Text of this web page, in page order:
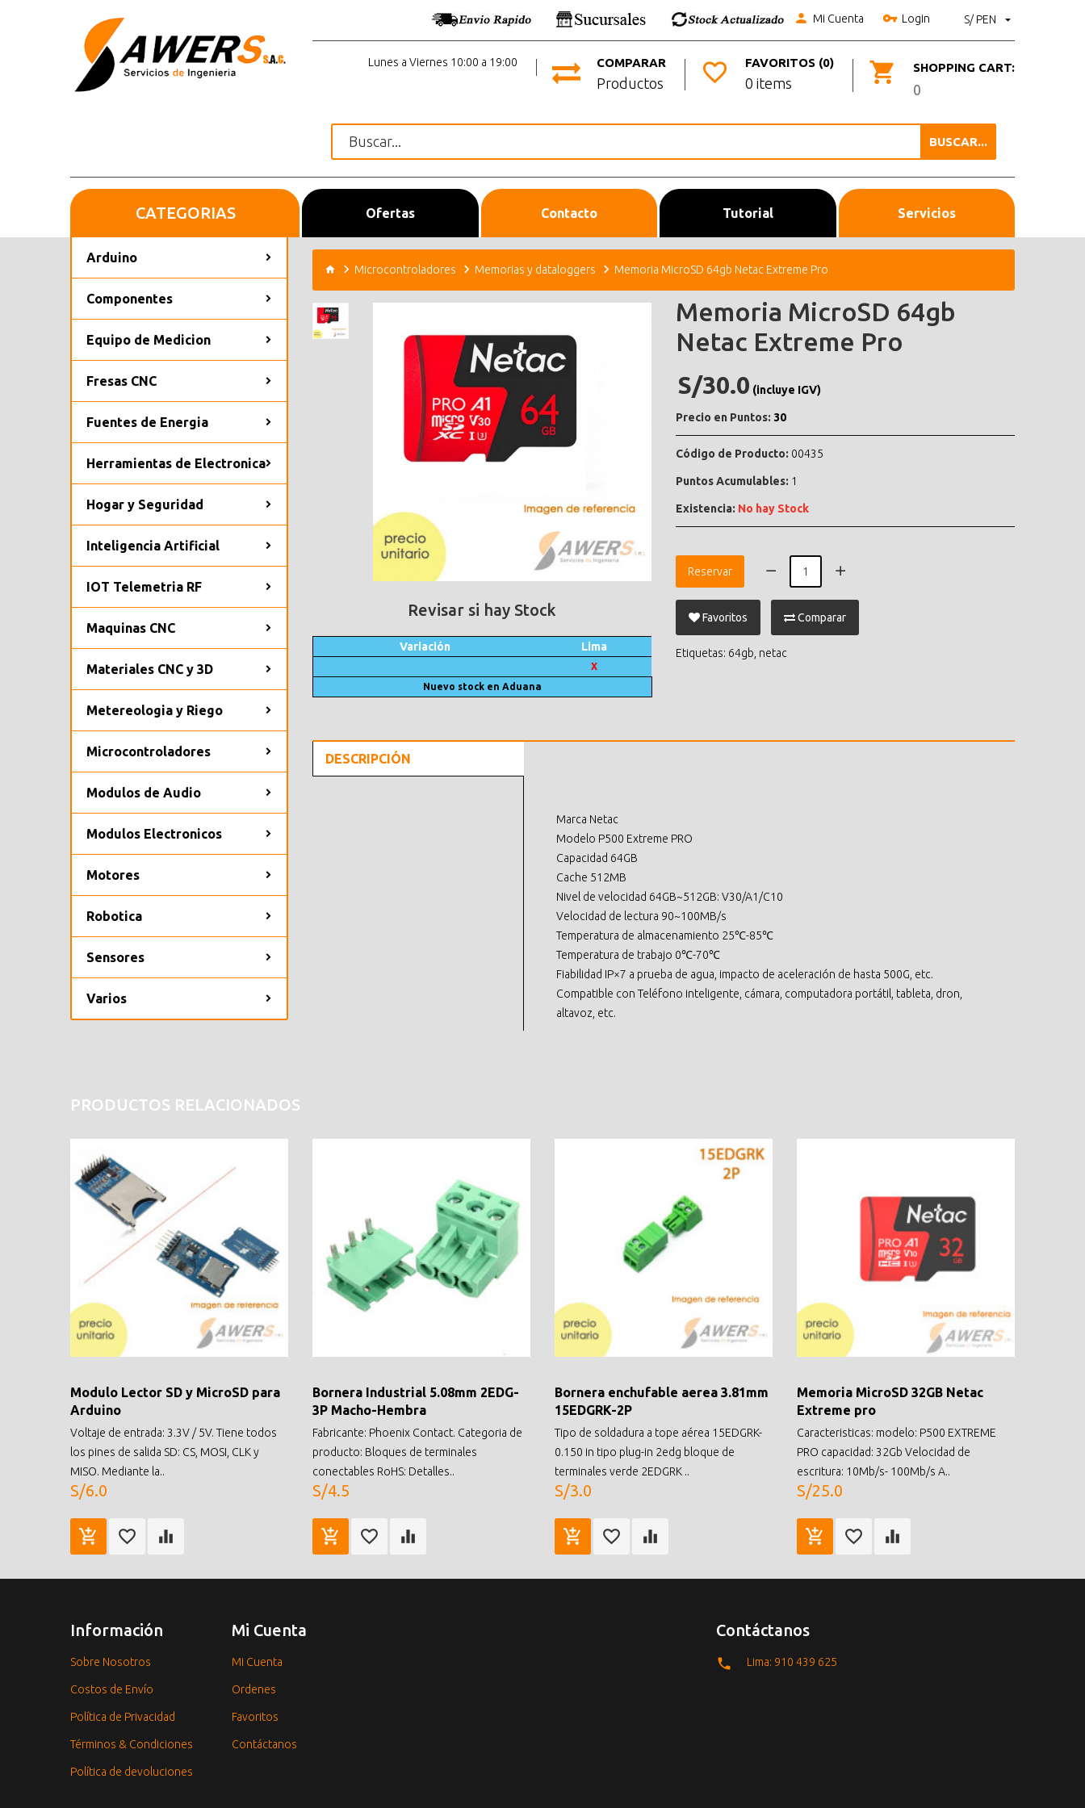
S/ PEN
Mi Cuenta Login
SHOPPING CART:
0
FAVORITOS (0)
0 items
COMPARAR
Productos
Lunes a Viernes 10:00 a 19:00
BUSCAR...
Inicio Ofertas Contacto Tutorial Servicios
CATEGORIAS
Arduino
Componentes
Equipo de Medicion
Fresas CNC
Fuentes de Energia
Herramientas de Electronica
Hogar y Seguridad
Inteligencia Artificial
IOT Telemetria RF
Maquinas CNC
Materiales CNC y 3D
Metereologia y Riego
Microcontroladores
Modulos de Audio
Modulos Electronicos
Motores
Robotica
Sensores
Varios
Microcontroladores Memorias y dataloggers Memoria MicroSD 64gb Netac Extreme Pro
Revisar si hay Stock
Variación Lima
X
Nuevo stock en Aduana
Memoria MicroSD 64gb
Netac Extreme Pro
S/30.0 (incluye IGV)
Precio en Puntos: 30
Código de Producto: 00435
Puntos Acumulables: 1
Existencia: No hay Stock
Reservar
Favoritos Comparar
Etiquetas: 64gb netac
DESCRIPCIÓN
Marca Netac
Modelo P500 Extreme PRO
Capacidad 64GB
Cache 512MB
Nivel de velocidad 64GB~512GB: V30/A1/C10
Velocidad de lectura 90~100MB/s
Temperatura de almacenamiento 25℃-85℃
Temperatura de trabajo 0℃-70℃
Fiabilidad IP×7 a prueba de agua, impacto de aceleración de hasta 500G, etc.
Compatible con Teléfono inteligente, cámara, computadora portátil, tableta, dron,
altavoz, etc.
PRODUCTOS RELACIONADOS
Modulo Lector SD y MicroSD para
Arduino
Voltaje de entrada: 3.3V / 5V. Tiene todos
los pines de salida SD: CS, MOSI, CLK y
MISO. Mediante la..
S/6.0
Bornera Industrial 5.08mm 2EDG-
3P Macho-Hembra
Fabricante: Phoenix Contact. Categoria de
producto: Bloques de terminales
conectables RoHS: Detalles..
S/4.5
Bornera enchufable aerea 3.81mm
15EDGRK-2P
Tipo de soldadura a tope aérea 15EDGRK-
0.150 in tipo plug-in 2edg bloque de
terminales verde 2EDGRK ..
S/3.0
Memoria MicroSD 32GB Netac
Extreme pro
Caracteristicas: modelo: P500 EXTREME
PRO capacidad: 32Gb Velocidad de
escritura: 10Mb/s- 100Mb/s A..
S/25.0
Información
Sobre Nosotros
Costos de Envío
Política de Privacidad
Términos & Condiciones
Política de devoluciones
Mi Cuenta
Mi Cuenta
Ordenes
Favoritos
Contáctanos
Contáctanos
Lima: 910 439 625